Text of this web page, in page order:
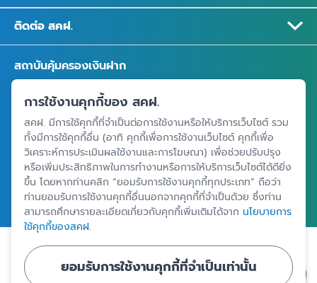
ติดต่อ สคฝ.
สถาบันคุ้มครองเงินฝาก
อาคารเอสเจ อินฟินิท วัน บิสซิเนสคอมเพล็กซ์ ชั้น 25 - 27 เลขที่ 349
ถนนวิภาวดีรังสิต แขวงจอมพล เขตจตุจักร กรุงเทพฯ 10900
ศูนย์ข้อมูลคุ้มครองเงินฝาก
ข้อตกลงและเงื่อนไขการใช้งานเว็บไซต์ | นโยบายคุ้มครองข้อมูลส่วนบุคคล |
นโยบายการใช้คุกกี้
การใช้งานคุกกี้ของ สคฝ.
สคฝ. มีการใช้คุกกี้ที่จำเป็นต่อการใช้งานหรือให้บริการเว็บไซต์ รวม
ทั้งมีการใช้คุกกี้อื่น (อาทิ คุกกี้เพื่อการใช้งานเว็บไซต์ คุกกี้เพื่อ
วิเคราะห์การประเมินผลใช้งานและการโฆษณา) เพื่อช่วยปรับปรุง
หรือเพิ่มประสิทธิภาพในการทำงานหรือการให้บริการเว็บไซต์ได้ดียิ่ง
ขึ้น โดยหากท่านคลิก “ยอมรับการใช้งานคุกกี้ทุกประเภท” ถือว่า
ท่านยอมรับการใช้งานคุกกี้อื่นนอกจากคุกกี้ที่จำเป็นด้วย ซึ่งท่าน
สามารถศึกษารายละเอียดเกี่ยวกับคุกกี้เพิ่มเติมได้จาก นโยบายการ
ใช้คุกกี้ของสคฝ.
ยอมรับการใช้งานคุกกี้ที่จำเป็นเท่านั้น